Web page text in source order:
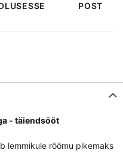
POST
- täiendsööt
lemmikule rõõmu pikemaks